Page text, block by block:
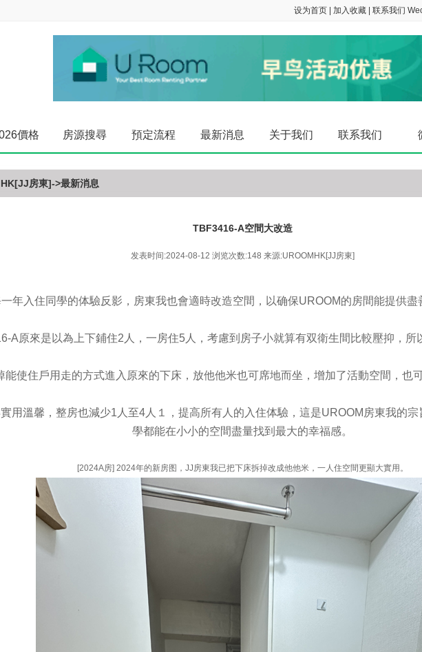
设为首页 加入收藏 联系我们
價格 房源搜尋 預定流程 最新消息 关于我们 联系我们
房東]->最新消息
TBF3416-A空間大改造
发表时间:2024-08-12 浏览次数:148 来源:UROOMHK[JJ房東]
年入住同學的体驗反影，房東我也會適時改造空間，以确保UROOM的房間能提供盡
A原來是以為上下鋪住2人，一房住5人，考慮到房子小就算有双衛生間比較壓抑，所
能使住戶用走的方式進入原來的下床，放他他米也可席地而坐，增加了活動空間，也
用溫馨，整房也減少1人至4人１，提高所有人的入住体驗，這是UROOM房東我的宗
學都能在小小的空間盡量找到最大的幸福感。
[2024A房] 2024年的新房图，JJ房東我已把下床拆掉改成他他米，一人住空間更顯大實用。